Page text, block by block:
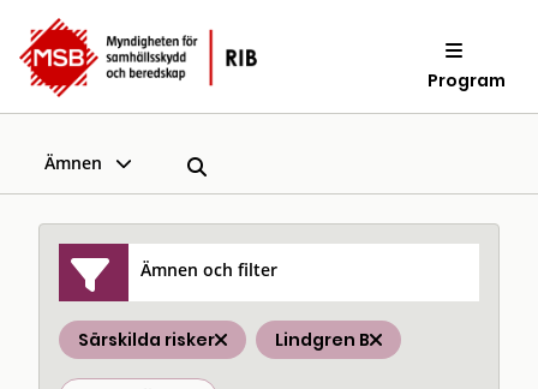
Program
Ämnen
Ämnen och filter
Särskilda risker Lindgren B